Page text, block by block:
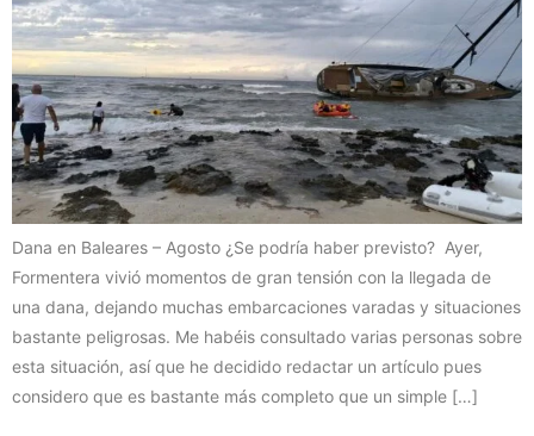
Dana en Baleares – Agosto ¿Se podría haber previsto? Ayer,
Formentera vivió momentos de gran tensión con la llegada de
una dana, dejando muchas embarcaciones varadas y situaciones
bastante peligrosas. Me habéis consultado varias personas sobre
esta situación, así que he decidido redactar un artículo pues
considero que es bastante más completo que un simple […]